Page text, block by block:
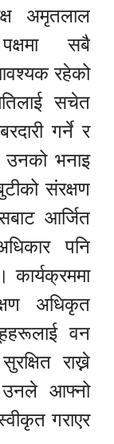
अमृतलाल
सबै
रहेको
सचेत
गर्ने र
भनाइ
संरक्षण
आर्जित
पनि
कार्यक्रममा
अधिकृत
वन
राख्ने
उनले आफ्नो
गराएर